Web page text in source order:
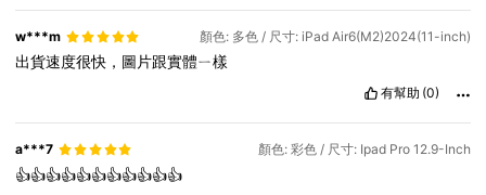
w***m 顏色: 多色 / 尺寸: iPad Air6(M2)2024(11-inch)
出貨速度很快，圖片跟實體ㄧ樣
有幫助 (0)
a***7 顏色: 彩色 / 尺寸: Ipad Pro 12.9-Inch
👍👍👍👍👍👍👍👍👍👍👍